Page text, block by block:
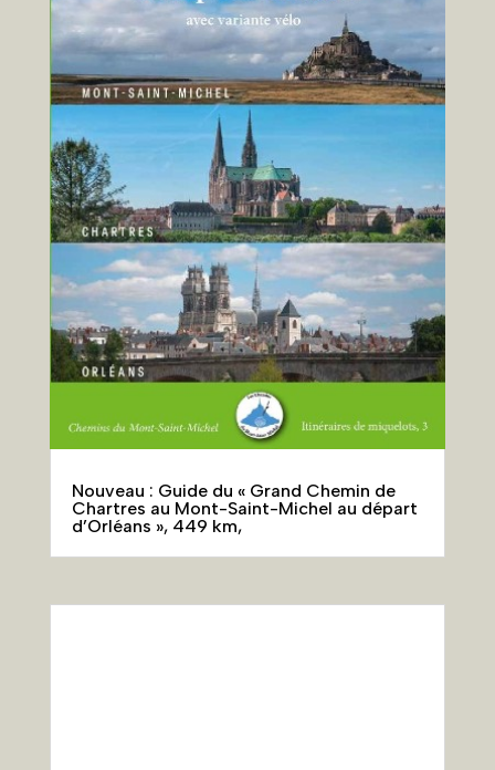
Nouveau : Guide du « Grand Chemin de
Chartres au Mont-Saint-Michel au départ
d’Orléans », 449 km,
Pose du « Miquelot » à Evrecy, avril 2023